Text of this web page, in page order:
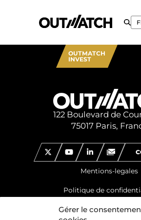
Gérer le
OUTMATCH
INVEST
122 Boulevard de
75017 Paris,
Mentions-legales
Politique de